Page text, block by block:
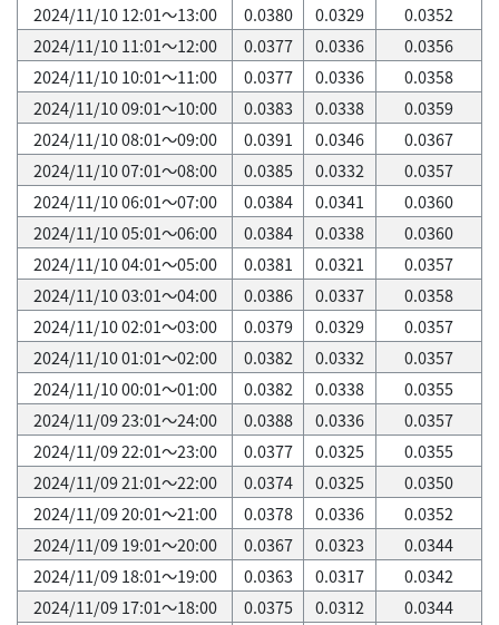
2024/11/10 12:01～13:00
0.0380 0.0329
0.0352
2024/11/10 11:01～12:00
0.0377 0.0336
0.0356
2024/11/10 10:01～11:00
0.0377 0.0336
0.0358
2024/11/10 09:01～10:00
0.0383 0.0338
0.0359
2024/11/10 08:01～09:00
0.0391 0.0346
0.0367
2024/11/10 07:01～08:00
0.0385 0.0332
0.0357
2024/11/10 06:01～07:00
0.0384 0.0341
0.0360
2024/11/10 05:01～06:00
0.0384 0.0338
0.0360
2024/11/10 04:01～05:00
0.0381 0.0321
0.0357
2024/11/10 03:01～04:00
0.0386 0.0337
0.0358
2024/11/10 02:01～03:00
0.0379 0.0329
0.0357
2024/11/10 01:01～02:00
0.0382 0.0332
0.0357
2024/11/10 00:01～01:00
0.0382 0.0338
0.0355
2024/11/09 23:01～24:00
0.0388 0.0336
0.0357
2024/11/09 22:01～23:00
0.0377 0.0325
0.0355
2024/11/09 21:01～22:00
0.0374 0.0325
0.0350
2024/11/09 20:01～21:00
0.0378 0.0336
0.0352
2024/11/09 19:01～20:00
0.0367 0.0323
0.0344
2024/11/09 18:01～19:00
0.0363 0.0317
0.0342
2024/11/09 17:01～18:00
0.0375 0.0312
0.0344